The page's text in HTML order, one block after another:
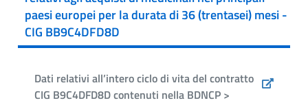
paesi europei per la durata di 36 (trentasei) mesi -
CIG BB9C4DFD8D
Dati relativi all’intero ciclo di vita del contratto
CIG B9C4DFD8D contenuti nella BDNCP >